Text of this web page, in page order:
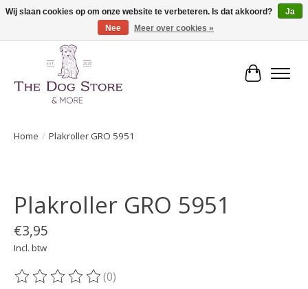
De speciaalzaak in hondenartikelen en meer!
Home / Plakroller GRO 5951
Plakroller GRO 5951
€3,95
Incl. btw
De beoordeling van dit product is
(0)
Wij slaan cookies op om onze website te verbeteren. Is dat akkoord?
Ja
Nee
Meer over cookies »